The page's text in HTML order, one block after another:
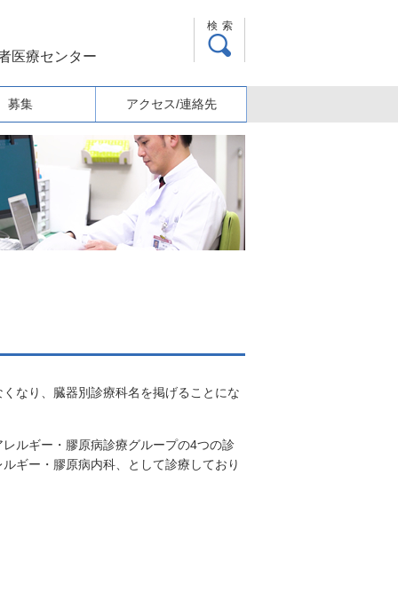
医療センター
検索
募集 アクセス/連絡先
なり、臓器別診療科名を掲げることにな
ルギー・膠原病診療グループの4つの診
ギー・膠原病内科、として診療しており